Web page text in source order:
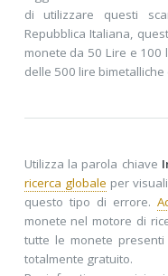
di utilizzare questi
Repubblica Italiana,
monete da 50 Lire e 100
delle 500 lire
Utilizza la parola chiave
ricerca globale per
questo tipo di errore.
monete nel motore di
tutte le monete
totalmente gratuito.